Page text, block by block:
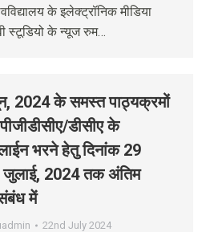
के इलेक्ट्रॉनिक मीडिया
स्टूडियो के न्यूज रुम…
2024 के समस्‍त पाठ्यक्रमों
डीसीए के
भरने हेतु दिनांक 29
2024 तक अंतिम
में
22nd July 2024